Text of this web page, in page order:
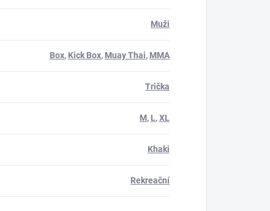
Muži
Box, Kick Box, Muay Thai, MMA
Trička
M, L,XL
Khaki
Rekreační